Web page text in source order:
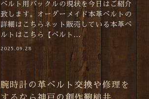
ベルト用バックルの現状を今日はご紹介
致します。オーダーメイド本革ベルトの
詳細はこちらネット販売している本革ベ
ルトはこちら【ベルト...
2025.09.28
腕時計の革ベルト交換や修理を